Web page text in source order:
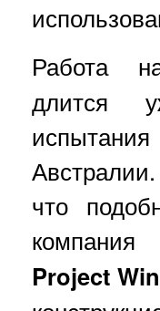
Работа
длится
что
компания
Project